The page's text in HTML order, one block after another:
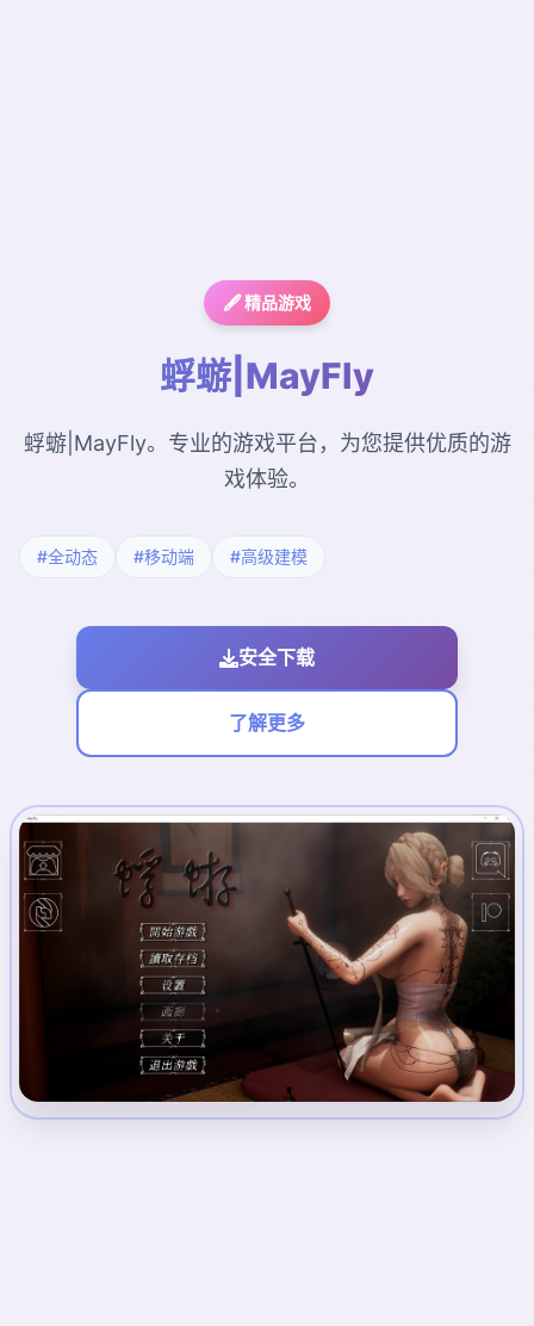
🖋️ 精品游戏
蜉蝣|MayFly
蜉蝣|MayFly。专业的游戏平台，为您提供优质的游
戏体验。
#全动态 #移动端 #高级建模
安全下载
了解更多